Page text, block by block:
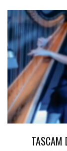
TASCAM